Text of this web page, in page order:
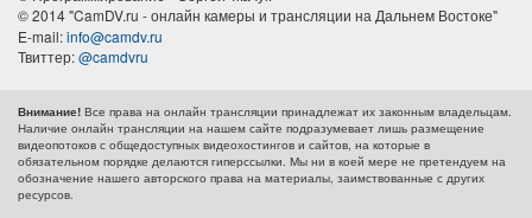
© 2014 "CamDV.ru - онлайн камеры и трансляции на Дальнем Востоке"
E-mail:info@camdv.ru
Твиттер:@camdvru
Внимание! Все права на онлайн трансляции принадлежат их законным владельцам.
Наличие онлайн трансляции на нашем сайте подразумевает лишь размещение
видеопотоков с общедоступных видеохостингов и сайтов, на которые в
обязательном порядке делаются гиперссылки. Мы ни в коей мере не претендуем на
обозначение нашего авторского права на материалы, заимствованные с других
ресурсов.